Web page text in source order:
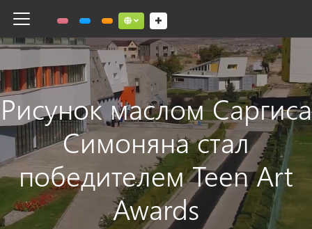
Toggle navigation Social links dropdown button
Рисунок маслом Саргиса
Симоняна стал
победителем Teen Art
Awards